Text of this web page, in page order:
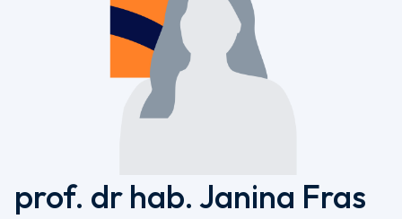
prof. dr hab. Janina Fras